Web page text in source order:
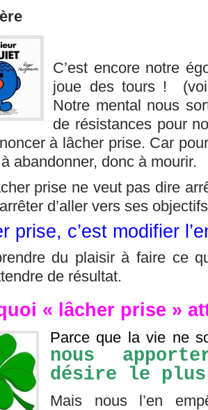
C’est encore notre
joue des tours !
Notre mental nous
de résistances pour
à lâcher prise. Car
abandonner, donc à mourir.
prise ne veut pas dire
d’aller vers ses
prise, c’est modifier
du plaisir à faire ce
de résultat.
« lâcher prise »
Parce que la vie ne
nous
désire le
Mais nous l’en